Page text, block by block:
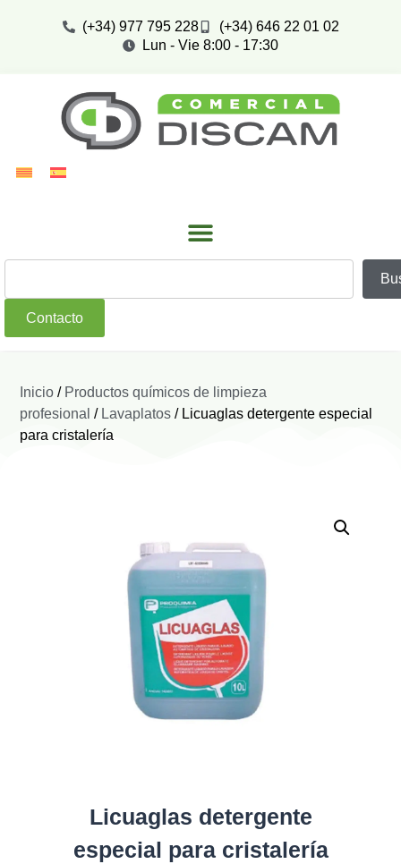
(+34) 977 795 228
(+34) 646 22 01 02
Lun - Vie 8:00 - 17:30
Contacto
Inicio / Productos químicos de limpieza
profesional / Lavaplatos / Licuaglas detergente especial
para cristalería
Licuaglas detergente
especial para cristalería